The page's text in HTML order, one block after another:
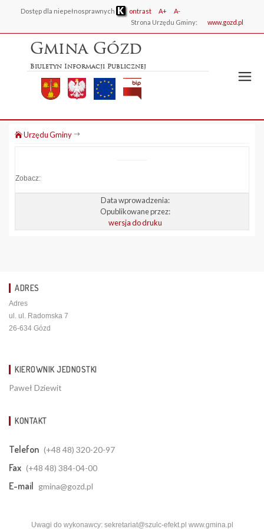
Dostęp dla niepełnosprawnych ontrast A+
A-
Strona Urzędu Gminy:
www.gozd.pl
Gmina Gózd
Biuletyn Informacji Publicznej
Urzędu Gminy
Zobacz:
Data wprowadzenia:
Opublikowane przez:
wersja do druku
ADRES
Adres
ul. ul. Radomska 7
26-634 Gózd
KIEROWNIK JEDNOSTKI
Paweł Dziewit
KONTAKT
Telefon (+48 48) 320-20-97
Fax (+48 48) 384-04-00
E-mail gmina@gozd.pl
Uwagi do wykonawcy: sekretariat@szulc-efekt.pl www.gmina.pl